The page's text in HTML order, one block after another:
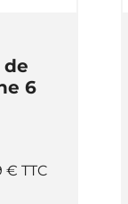
6
€ TTC